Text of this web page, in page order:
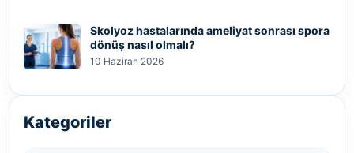
Skolyoz hastalarında ameliyat sonrası spora
dönüş nasıl olmalı?
10 Haziran 2026
Kategoriler